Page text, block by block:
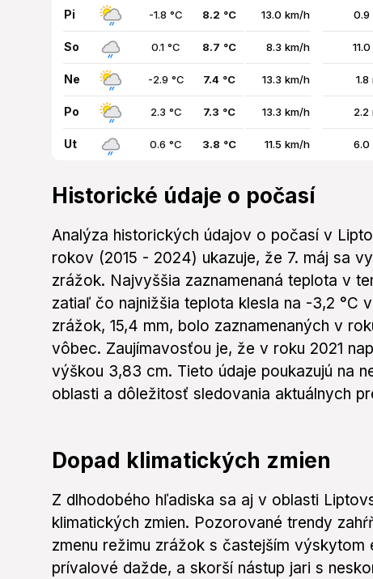
Pi -1.8 °C 8.2 °C 13.0 km/h 0.9
So 0.1 °C 8.7 °C 8.3 km/h
Ne -2.9 °C 7.4 °C 13.3 km/h 1.8
Po 2.3 °C 7.3 °C 13.3 km/h 2.2
Ut 0.6 °C 3.8 °C 11.5 km/h 6.0
Historické údaje o počasí
Analýza historických údajov o počasí v
rokov (2015 - 2024) ukazuje, že 7. máj sa
zrážok. Najvyššia zaznamenaná teplota v
zatiaľ čo najnižšia teplota klesla na -3,2 °C
zrážok, 15,4 mm, bolo zaznamenaných v
vôbec. Zaujímavosťou je, že v roku 2021
výškou 3,83 cm. Tieto údaje poukazujú na
oblasti a dôležitosť sledovania aktuálnych
Dopad klimatických zmien
Z dlhodobého hľadiska sa aj v oblasti
klimatických zmien. Pozorované trendy
zmenu režimu zrážok s častejším
prívalové dažde, a skorší nástup jari s